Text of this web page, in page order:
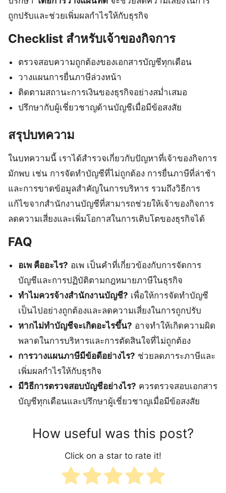
ถูกปรับและช่วยเพิ่มผลกำไรให้กับธุรกิจ
Checklist สำหรับเจ้าของกิจการ
ตรวจสอบความถูกต้องของเอกสารบัญชีทุกเดือน
วางแผนการยื่นภาษีล่วงหน้า
ติดตามสถานะการเงินของธุรกิจอย่างสม่ำเสมอ
ปรึกษากับผู้เชี่ยวชาญด้านบัญชีเมื่อมีข้อสงสัย
สรุปบทความ
ในบทความนี้ เราได้สำรวจเกี่ยวกับปัญหาที่เจ้าของกิจการ
มักพบ เช่น การจัดทำบัญชีที่ไม่ถูกต้อง การยื่นภาษีที่ล่าช้า
และการขาดข้อมูลสำคัญในการบริหาร รวมถึงวิธีการ
แก้ไขจากสำนักงานบัญชีที่สามารถช่วยให้เจ้าของกิจการ
ลดความเสี่ยงและเพิ่มโอกาสในการเติบโตของธุรกิจได้
FAQ
อเพ คืออะไร? อเพ เป็นคำที่เกี่ยวข้องกับการจัดการ
บัญชีและการปฏิบัติตามกฎหมายภาษีในธุรกิจ
ทำไมควรจ้างสำนักงานบัญชี? เพื่อให้การจัดทำบัญชี
เป็นไปอย่างถูกต้องและลดความเสี่ยงในการถูกปรับ
หากไม่ทำบัญชีจะเกิดอะไรขึ้น? อาจทำให้เกิดความผิด
พลาดในการบริหารและการตัดสินใจที่ไม่ถูกต้อง
การวางแผนภาษีมีข้อดีอย่างไร? ช่วยลดภาระภาษีและ
เพิ่มผลกำไรให้กับธุรกิจ
มีวิธีการตรวจสอบบัญชีอย่างไร? ควรตรวจสอบเอกสาร
บัญชีทุกเดือนและปรึกษาผู้เชี่ยวชาญเมื่อมีข้อสงสัย
How useful was this post?
Click on a star to rate it!